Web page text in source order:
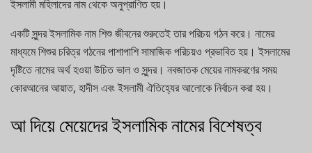
ইসলামী মহিলাদের নাম থেকে অনুপ্রাণিত হয়।
একটি সুন্দর ইসলামিক নাম শিশু জীবনের শুরুতেই তার পরিচয় গঠন করে। নামের
মাধ্যমে শিশুর চরিত্র গঠনের পাশাপাশি সামাজিক পরিচয়ও প্রভাবিত হয়। ইসলামের
দৃষ্টিতে নামের অর্থ হওয়া উচিত ভাল ও সুন্দর। নবজাতক মেয়ের নামকরণের সময়
কোরআনের আয়াত, হাদীস এবং ইসলামী ঐতিহ্যের আলোকে নির্বাচন করা হয়।
আ দিয়ে মেয়েদের ইসলামিক নামের বিশেষত্ব